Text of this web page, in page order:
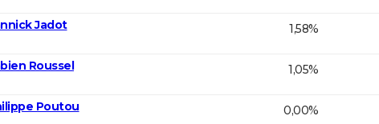
Jadot 1,58%
Roussel 1,05%
Poutou 0,00%